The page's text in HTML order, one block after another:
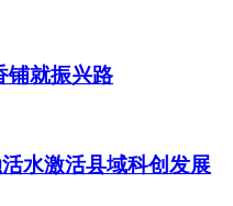
铺就振兴路
水激活县域科创发展